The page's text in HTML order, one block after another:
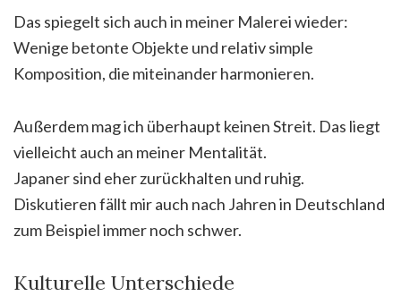
Das spiegelt sich auch in meiner Malerei wieder:
Wenige betonte Objekte und relativ simple
Komposition, die miteinander harmonieren.
Außerdem mag ich überhaupt keinen Streit. Das liegt
vielleicht auch an meiner Mentalität.
Japaner sind eher zurückhalten und ruhig.
Diskutieren fällt mir auch nach Jahren in Deutschland
zum Beispiel immer noch schwer.
Kulturelle Unterschiede